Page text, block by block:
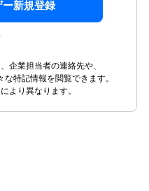
ー新規登録
企業担当者の連絡先や、
特記情報を閲覧できます。
より異なります。